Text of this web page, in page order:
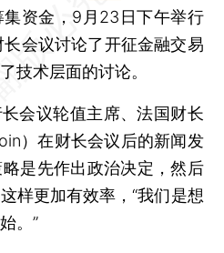
资金，9月23日下午举行
会议讨论了开征金融交易
技术层面的讨论。
议轮值主席、法国财长
）在财长会议后的新闻发
是先作出政治决定，然后
样更加有效率，“我们是想
。”